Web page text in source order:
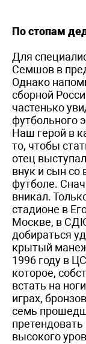
По стопам
Для
Семшов в
Однако
сборной
частенько
футбольного
Наш герой в
то, чтобы
отец
внук и сын со
футболе.
вникал.
стадионе в
Москве, в
добираться
крытый
1996 году в
которое,
встать на
играх,
семь
высокого